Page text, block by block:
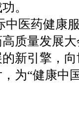
。
中医药健康
质量发展
新引擎，
为“健康中